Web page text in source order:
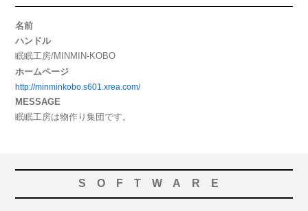
名前
ハンドル
眠眠工房/MINMIN-KOBO
ホームページ
http://minminkobo.s601.xrea.com/
MESSAGE
眠眠工房は物作り集団です。
SOFTWARE